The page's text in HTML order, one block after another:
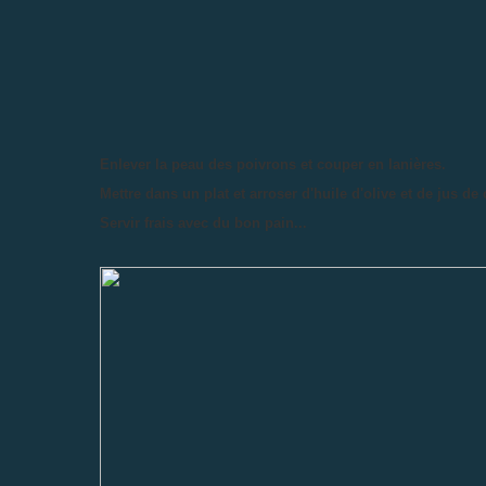
Enlever la peau des poivrons et couper en lanières.
Mettre dans un plat et arroser d'huile d'olive et de jus de
Servir frais avec du bon pain...